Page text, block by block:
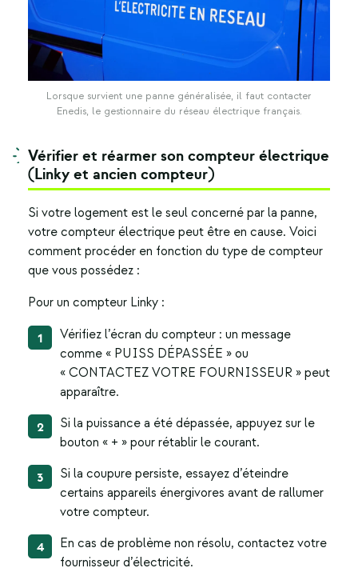
Lorsque survient une panne généralisée, il faut contacter
Enedis, le gestionnaire du réseau électrique français.
Vérifier et réarmer son compteur électrique
(Linky et ancien compteur)
Si votre logement est le seul concerné par la panne,
votre compteur électrique peut être en cause. Voici
comment procéder en fonction du type de compteur
que vous possédez :
Pour un compteur Linky :
Vérifiez l’écran du compteur : un message
comme « PUISS DÉPASSÉE » ou
« CONTACTEZ VOTRE FOURNISSEUR » peut
apparaître.
Si la puissance a été dépassée, appuyez sur le
bouton « + » pour rétablir le courant.
Si la coupure persiste, essayez d’éteindre
certains appareils énergivores avant de rallumer
votre compteur.
En cas de problème non résolu, contactez votre
fournisseur d’électricité.